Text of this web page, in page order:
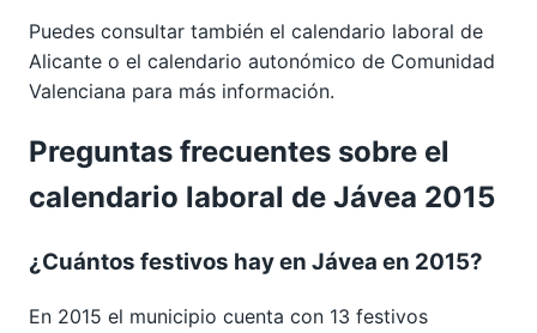
Puedes consultar también el calendario laboral de
Alicante o el calendario autonómico de Comunidad
Valenciana para más información.
Preguntas frecuentes sobre el
calendario laboral de Jávea 2015
¿Cuántos festivos hay en Jávea en 2015?
En 2015 el municipio cuenta con 13 festivos